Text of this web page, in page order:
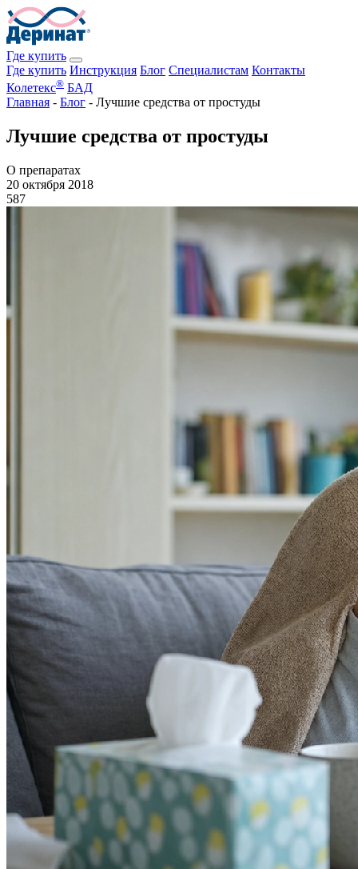
Где купить
Где купить Инструкция Блог Специалистам Контакты
Колетекс® БАД
Главная - Блог - Лучшие средства от простуды
Лучшие средства от простуды
О препаратах
20 октября 2018
587